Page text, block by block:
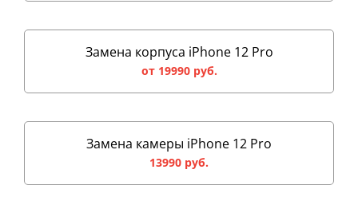
Замена корпуса iPhone 12 Pro
от 19990 руб.
Замена камеры iPhone 12 Pro
13990 руб.